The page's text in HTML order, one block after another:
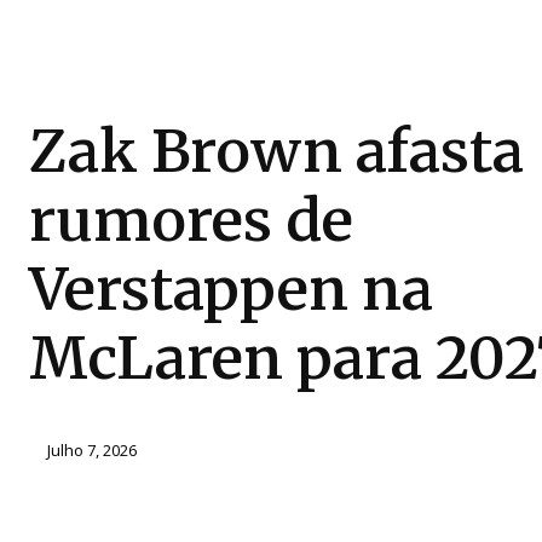
Zak Brown afasta
rumores de
Verstappen na
McLaren para
Julho 7, 2026